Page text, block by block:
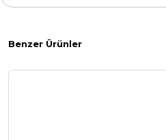
Benzer Ürünler